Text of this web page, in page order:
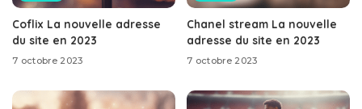
Coflix La nouvelle adresse
du site en 2023
7 octobre 2023
Chanel stream La nouvelle
adresse du site en 2023
7 octobre 2023